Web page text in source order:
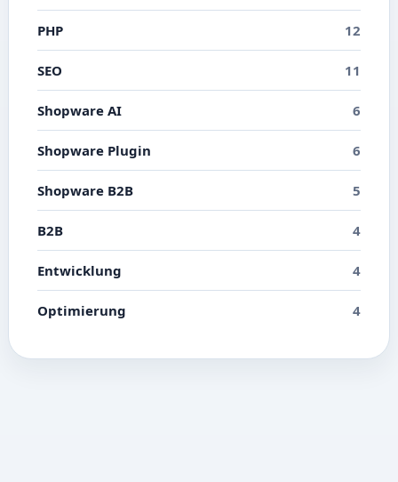
PHP 12
SEO 11
Shopware AI 6
Shopware Plugin 6
Shopware B2B 5
B2B 4
Entwicklung 4
Optimierung 4